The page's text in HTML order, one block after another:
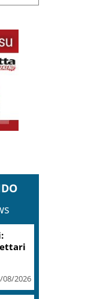
08/2026